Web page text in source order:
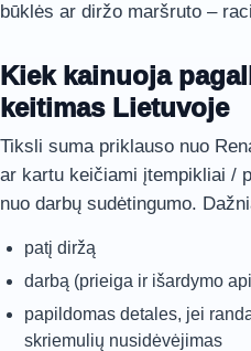
būklės ar diržo maršruto –
Kiek kainuoja
keitimas Lietuvoje
Tiksli suma priklauso nuo
ar kartu keičiami įtempikliai /
nuo darbų sudėtingumo.
patį diržą
darbą (prieiga ir išardymo
papildomas detales, jei
skriemulių nusidėvėjimas